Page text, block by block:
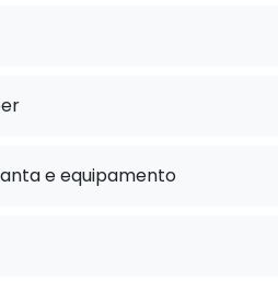
e equipamento